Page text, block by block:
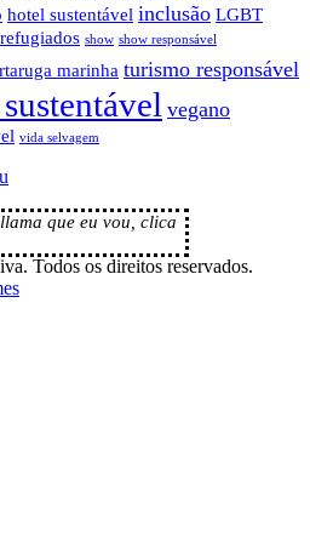
hotel sustentável inclusão LGBT
refugiados show show responsável
marinha turismo responsável
vegano
vida selvagem
que eu vou, clica
Todos os direitos reservados.